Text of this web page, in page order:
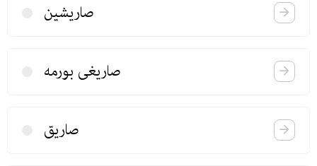
صاریشین
صاریغی بورمه
صاریق